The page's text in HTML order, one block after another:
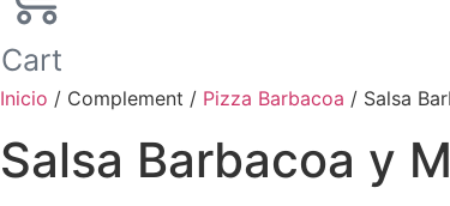
Cart
Inicio / Complement / Pizza Barbacoa / Salsa
Salsa Barbacoa y